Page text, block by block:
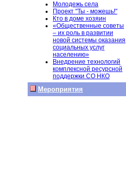
Молодежь села
Проект "Ты - можешь!"
Кто в доме хозяин
«Общественные советы
– их роль в развитии
новой системы оказания
социальных услуг
населению»
Внедрение технологий
комплексной ресурсной
поддержки СО НКО
Мероприятия